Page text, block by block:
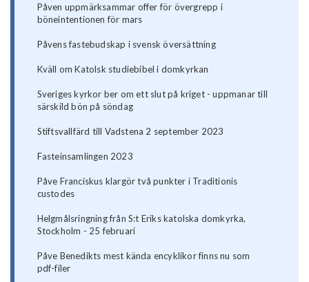
Påven uppmärksammar offer för övergrepp i
böneintentionen för mars
Påvens fastebudskap i svensk översättning
Kväll om Katolsk studiebibel i domkyrkan
Sveriges kyrkor ber om ett slut på kriget - uppmanar till
särskild bön på söndag
Stiftsvallfärd till Vadstena 2 september 2023
Fasteinsamlingen 2023
Påve Franciskus klargör två punkter i Traditionis
custodes
Helgmålsringning från S:t Eriks katolska domkyrka,
Stockholm - 25 februari
Påve Benedikts mest kända encyklikor finns nu som
pdf-filer